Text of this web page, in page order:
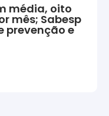
média, oito
mês; Sabesp
prevenção e